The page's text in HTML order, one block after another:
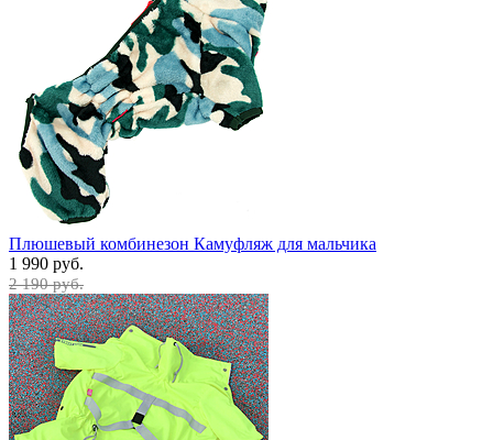
Плюшевый комбинезон Камуфляж для мальчика
1 990 руб.
2 190 руб.